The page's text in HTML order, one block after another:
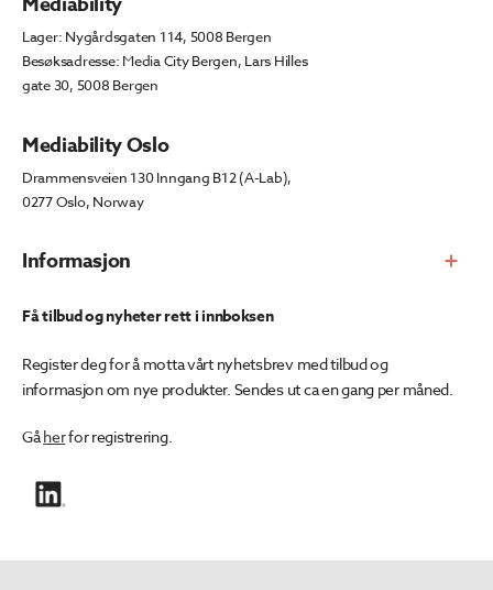
Informasjon
Lager: Nygårdsgaten 114, 5008 Bergen
Besøksadresse: Media City Bergen, Lars Hilles
gate 30, 5008 Bergen
Mediability Oslo
Drammensveien 130 Inngang B12 (A-Lab),
0277 Oslo, Norway
Få tilbud og nyheter rett i innboksen
Register deg for å motta vårt nyhetsbrev med tilbud og
informasjon om nye produkter. Sendes ut ca en gang per måned.
Gåherfor registrering.